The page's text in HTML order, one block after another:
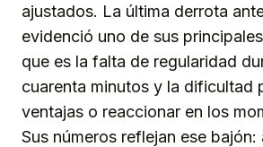
ajustados. La última derrota
evidenció uno de sus
que es la falta de regularidad
cuarenta minutos y la dificultad
ventajas o reaccionar en los
Sus números reflejan ese bajón: